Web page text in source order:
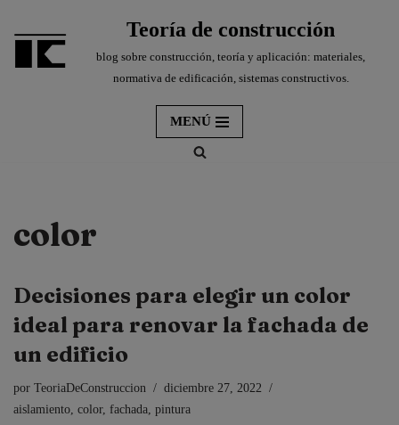
al
Teoría de construcción
blog sobre construcción, teoría y aplicación: materiales,
normativa de edificación, sistemas constructivos.
MENÚ
color
Decisiones para elegir un color
ideal para renovar la fachada de
un edificio
por TeoriaDeConstruccion
diciembre 27, 2022
aislamiento, color, fachada, pintura